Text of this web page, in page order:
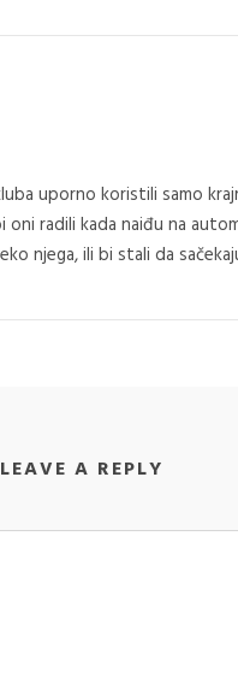
uporno koristili samo
oni radili kada naiđu na
njega, ili bi stali da
LEAVE A REPLY